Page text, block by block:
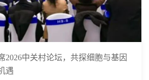
2026中关村论坛，共探细胞与基因
遇